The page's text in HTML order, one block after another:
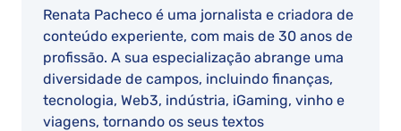
Renata Pacheco é uma jornalista e criadora de
conteúdo experiente, com mais de 30 anos de
profissão. A sua especialização abrange uma
diversidade de campos, incluindo finanças,
tecnologia, Web3, indústria, iGaming, vinho e
viagens, tornando os seus textos